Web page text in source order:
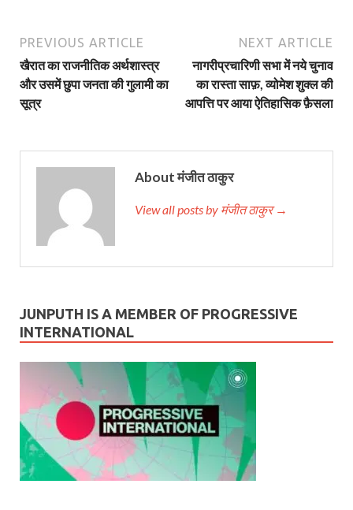
PREVIOUS ARTICLE
खैरात का राजनीतिक अर्थशास्त्र
और उसमें छुपा जनता की गुलामी का
सूत्र
NEXT ARTICLE
नागरीप्रचारिणी सभा में नये चुनाव
का रास्ता साफ़, व्योमेश शुक्ल की
आपत्ति पर आया ऐतिहासिक फ़ैसला
About मंजीत ठाकुर
View all posts by मंजीत ठाकुर →
JUNPUTH IS A MEMBER OF PROGRESSIVE
INTERNATIONAL